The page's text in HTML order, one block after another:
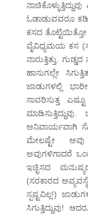
ಓಡಾಡುವವರೂ
ಕಸದ
ವೈವಿಧ್ಯಮಯ ಕಸ
ನಾರುತ್ತಿತ್ತು.
ಹಾಸುಗಲ್ಲೇ
ಜಾಡುಗಳಲ್ಲಿ
ಸಾವರಿಸುತ್ತ
ಅನಿವಾರ್ಯವಾಗಿ
ಮೇಲಷ್ಟೇ
ಅವುಗಳಿಗಾದರೆ
ಇಚ್ಛಿಸದ
(ಸರಕಾರದ
ಸ್ಪಷ್ಟವಿಲ್ಲ!)
ಸಿಗುತ್ತಿದ್ದುವು!